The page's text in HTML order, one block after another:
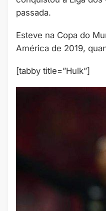
passada.
Esteve na Copa do
América de 2019,
[tabby title=”Hulk”]